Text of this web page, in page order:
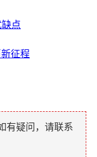
点
征程
有疑问，请联系